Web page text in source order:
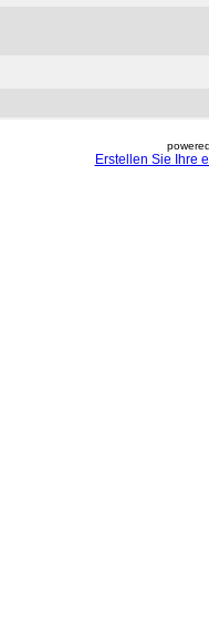
Erstellen Sie Ihre